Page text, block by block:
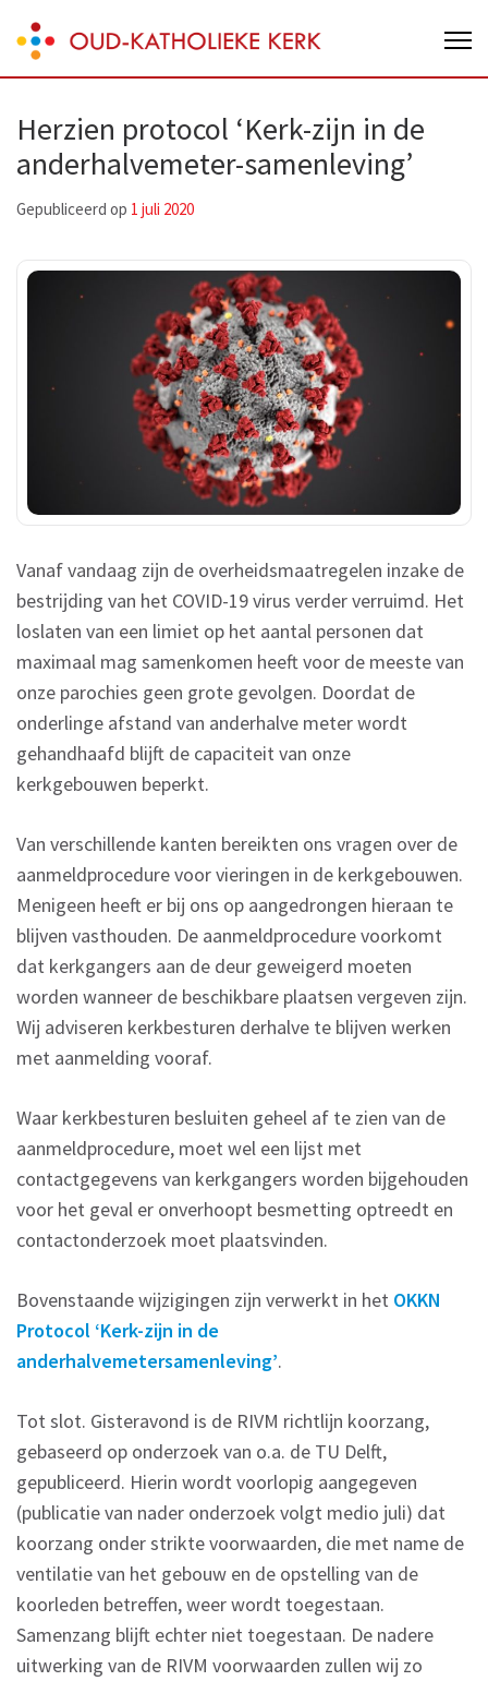
to
content
Enter)
Oud-Katholieke Kerk van Nederland
Herzien protocol ‘Kerk-zijn in de
anderhalvemeter-samenleving’
Gepubliceerd op 1 juli 2020
Vanaf vandaag zijn de overheidsmaatregelen inzake de
bestrijding van het COVID-19 virus verder verruimd. Het
loslaten van een limiet op het aantal personen dat
maximaal mag samenkomen heeft voor de meeste van
onze parochies geen grote gevolgen. Doordat de
onderlinge afstand van anderhalve meter wordt
gehandhaafd blijft de capaciteit van onze
kerkgebouwen beperkt.
Van verschillende kanten bereikten ons vragen over de
aanmeldprocedure voor vieringen in de kerkgebouwen.
Menigeen heeft er bij ons op aangedrongen hieraan te
blijven vasthouden. De aanmeldprocedure voorkomt
dat kerkgangers aan de deur geweigerd moeten
worden wanneer de beschikbare plaatsen vergeven zijn.
Wij adviseren kerkbesturen derhalve te blijven werken
met aanmelding vooraf.
Waar kerkbesturen besluiten geheel af te zien van de
aanmeldprocedure, moet wel een lijst met
contactgegevens van kerkgangers worden bijgehouden
voor het geval er onverhoopt besmetting optreedt en
contactonderzoek moet plaatsvinden.
Bovenstaande wijzigingen zijn verwerkt in het OKKN
Protocol ‘Kerk-zijn in de
anderhalvemetersamenleving’.
Tot slot. Gisteravond is de RIVM richtlijn koorzang,
gebaseerd op onderzoek van o.a. de TU Delft,
gepubliceerd. Hierin wordt voorlopig aangegeven
(publicatie van nader onderzoek volgt medio juli) dat
koorzang onder strikte voorwaarden, die met name de
ventilatie van het gebouw en de opstelling van de
koorleden betreffen, weer wordt toegestaan.
Samenzang blijft echter niet toegestaan. De nadere
uitwerking van de RIVM voorwaarden zullen wij zo